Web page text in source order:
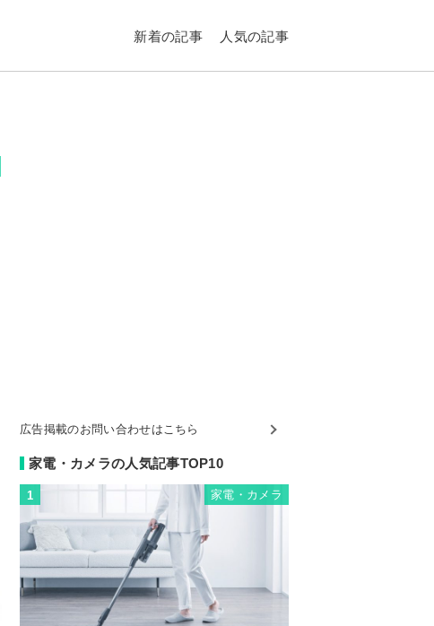
新着の記事 人気の記事
広告掲載のお問い合わせはこちら
家電・カメラの人気記事TOP10
1 家電・カメラ